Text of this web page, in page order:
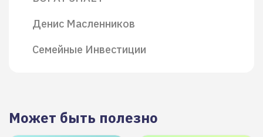
Денис Масленников
Семейные Инвестиции
Может быть полезно